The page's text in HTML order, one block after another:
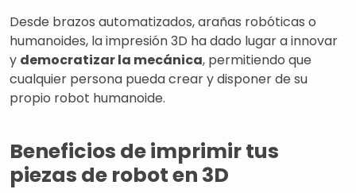
Desde brazos automatizados, arañas robóticas o
humanoides, la impresión 3D ha dado lugar a innovar
y democratizar la mecánica, permitiendo que
cualquier persona pueda crear y disponer de su
propio robot humanoide.
Beneficios de imprimir tus
piezas de robot en 3D